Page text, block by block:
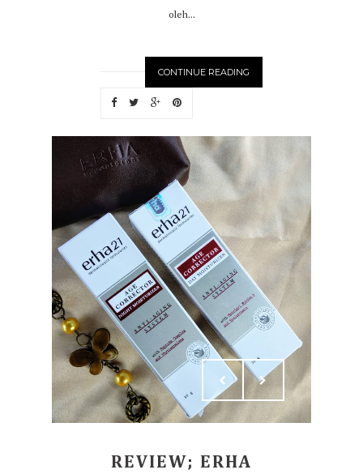
oleh...
CONTINUE READING
REVIEW; ERHA